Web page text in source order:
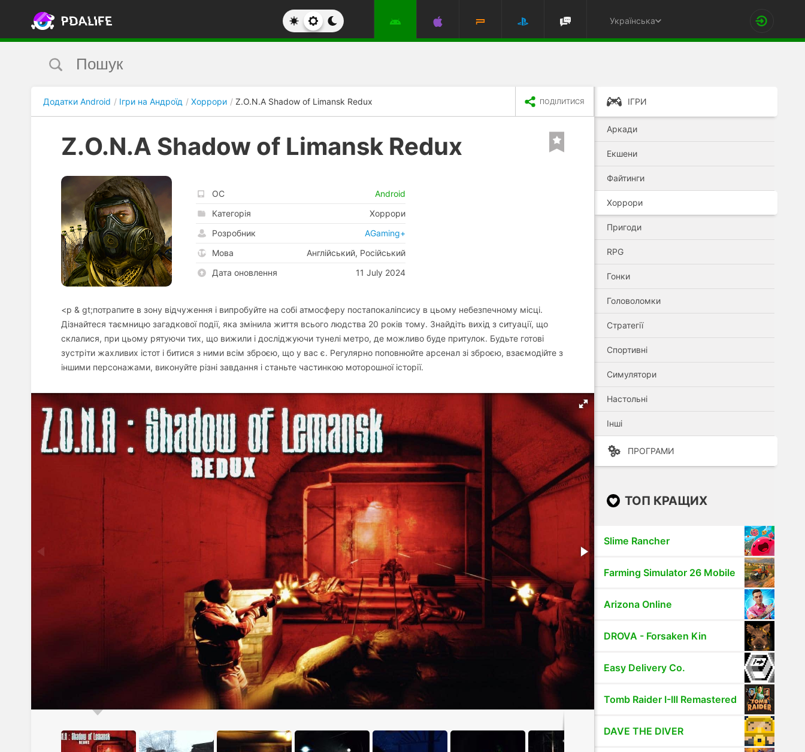
Українська
Додатки Android Ігри на Андроїд Хоррори Z.O.N.A Shadow of Limansk Redux ПОДІЛИТИСЯ
Z.O.N.A Shadow of Limansk Redux
ОС
Android
Категорія
Хоррори
Розробник
AGaming+
Мова
Англійський, Російський
Дата оновлення
11 July 2024
<p & gt;потрапите в зону відчуження і випробуйте на собі атмосферу постапокаліпсису в цьому небезпечному місці.
Дізнайтеся таємницю загадкової події, яка змінила життя всього людства 20 років тому. Знайдіть вихід з ситуації, що
склалися, при цьому рятуючи тих, що вижили і досліджуючи тунелі метро, де можливо буде притулок. Будьте готові
зустріти жахливих істот і битися з ними всім зброєю, що у вас є. Регулярно поповнюйте арсенал зі зброєю, взаємодійте з
іншими персонажами, виконуйте різні завдання і станьте частинкою моторошної історії.
ІГРИ
Аркади
Екшени
Файтинги
Хоррори
Пригоди
RPG
Гонки
Головоломки
Стратегії
Спортивні
Симулятори
Настольні
Інші
ПРОГРАМИ
ТОП КРАЩИХ
Slime Rancher
Farming Simulator 26 Mobile
Arizona Online
DROVA - Forsaken Kin
Easy Delivery Co.
Tomb Raider I-III Remastered
DAVE THE DIVER